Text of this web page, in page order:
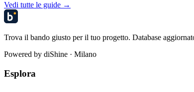
Vedi tutte le guide →
Trova il bando giusto per il tuo progetto. Database
Powered by diShine · Milano
Esplora